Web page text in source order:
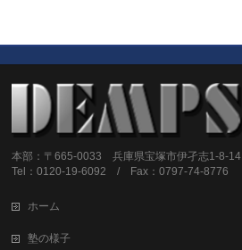
本部：〒665-0033 兵庫県宝塚市伊孑志1-8-14
Tel：0120-19-6092 / Fax：0797-74-8776
ホーム
塾の様子